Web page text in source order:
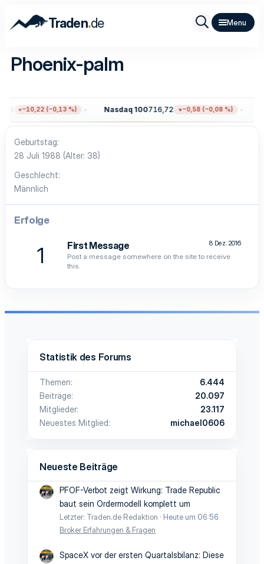
Traden.de
Phoenix-palm
−10,22 (−0,13 %) Nasdaq 100716,72 −0,58 (−0,08 %)
Geburtstag
28 Juli 1988 (Alter: 38)
Geschlecht
Männlich
Erfolge
1 8 Dez. 2016
First Message
Post a message somewhere on the site to receive
this.
Statistik des Forums
Themen
6.444
Beiträge
20.097
Mitglieder
23.117
Neuestes Mitglied
michael0606
Neueste Beiträge
PFOF-Verbot zeigt Wirkung: Trade Republic
baut sein Ordermodell komplett um
Letzter: Traden.de Redaktion
Heute um 06:56
Broker Erfahrungen & Fragen
SpaceX vor der ersten Quartalsbilanz: Diese